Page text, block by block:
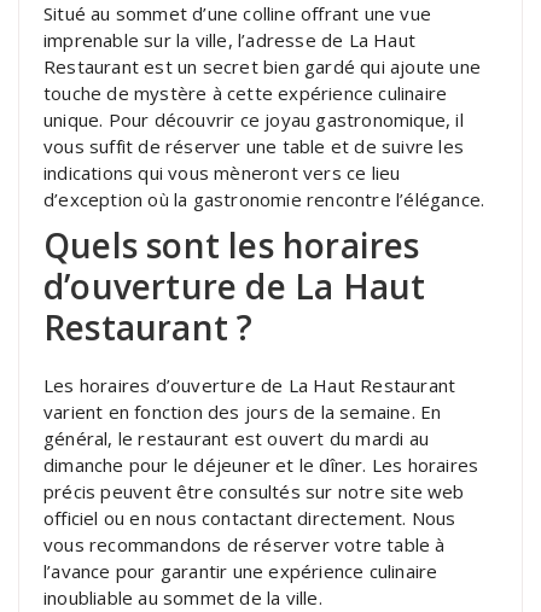
Situé au sommet d’une colline offrant une vue
imprenable sur la ville, l’adresse de La Haut
Restaurant est un secret bien gardé qui ajoute une
touche de mystère à cette expérience culinaire
unique. Pour découvrir ce joyau gastronomique, il
vous suffit de réserver une table et de suivre les
indications qui vous mèneront vers ce lieu
d’exception où la gastronomie rencontre l’élégance.
Quels sont les horaires
d’ouverture de La Haut
Restaurant ?
Les horaires d’ouverture de La Haut Restaurant
varient en fonction des jours de la semaine. En
général, le restaurant est ouvert du mardi au
dimanche pour le déjeuner et le dîner. Les horaires
précis peuvent être consultés sur notre site web
officiel ou en nous contactant directement. Nous
vous recommandons de réserver votre table à
l’avance pour garantir une expérience culinaire
inoubliable au sommet de la ville.